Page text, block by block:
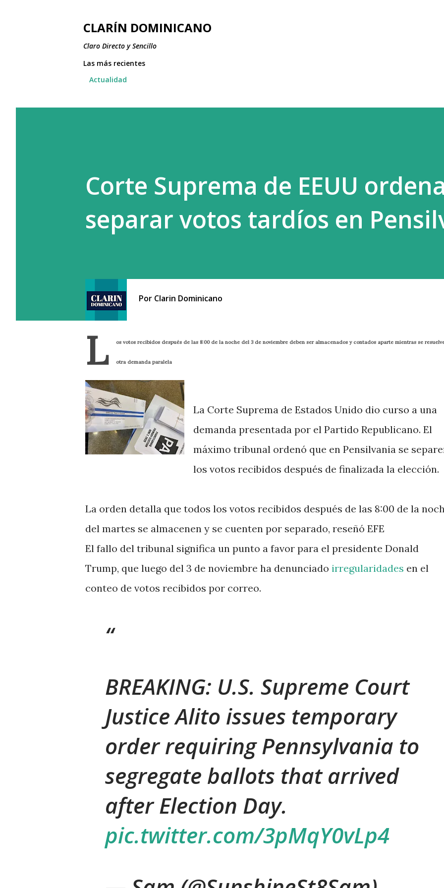
CLARÍN DOMINICANO
Claro Directo y Sencillo
Las más recientes
Actualidad
Corte Suprema de EEUU ordena
separar votos tardíos en
Por Clarin Dominicano
L os votos recibidos después de las 8:00 de la noche del 3 de noviembre deben ser almacenados y contados aparte mientras se
otra demanda paralela
La Corte Suprema de Estados Unido dio curso a una
demanda presentada por el Partido Republicano. El
máximo tribunal ordenó que en Pensilvania se
los votos recibidos después de finalizada la elección.
La orden detalla que todos los votos recibidos después de las 8:00 de la
del martes se almacenen y se cuenten por separado, reseñó EFE
El fallo del tribunal significa un punto a favor para el presidente Donald
Trump, que luego del 3 de noviembre ha denunciado irregularidades en el
conteo de votos recibidos por correo.
BREAKING: U.S. Supreme Court
Justice Alito issues temporary
order requiring Pennsylvania to
segregate ballots that arrived
after Election Day.
pic.twitter.com/3pMqY0vLp4